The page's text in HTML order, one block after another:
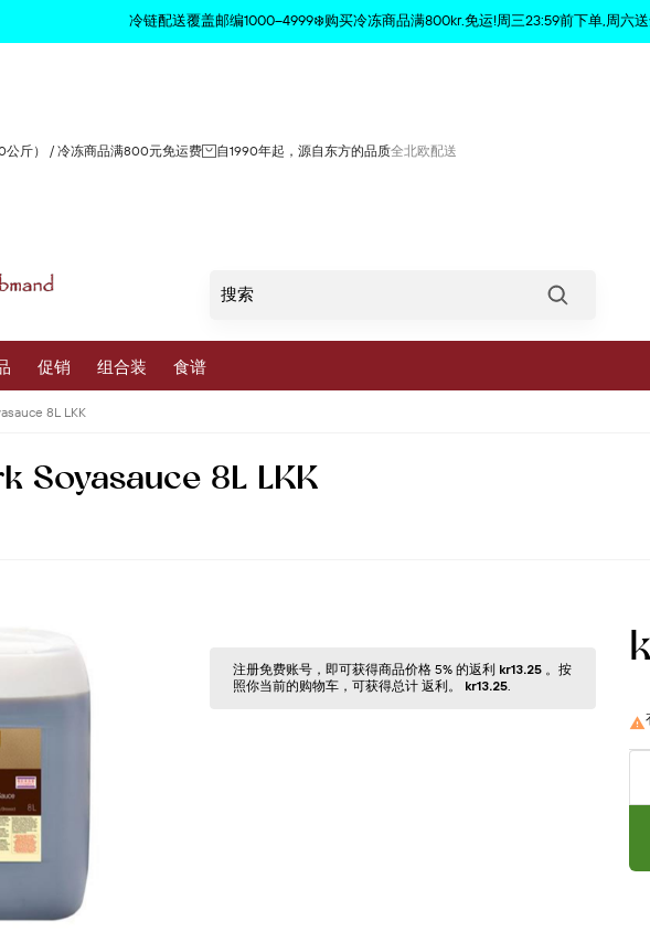
冷链配送覆盖邮编1000–4999❄️购买冷冻商品满800kr.免运!周三23:59前下单,周六
公斤） / 冷冻商品满800元免运费 自1990年起，源自东方的品质全北欧配送
新鲜水果和蔬菜
促销 组合装 食谱
8L LKK
Soyasauce 8L LKK
注册免费账号，即可获得商品价格 5% 的返利 kr13.25。按
照你当前的购物⻋，可获得总计 返利。
kr13.25.

商品已从购物车中删除